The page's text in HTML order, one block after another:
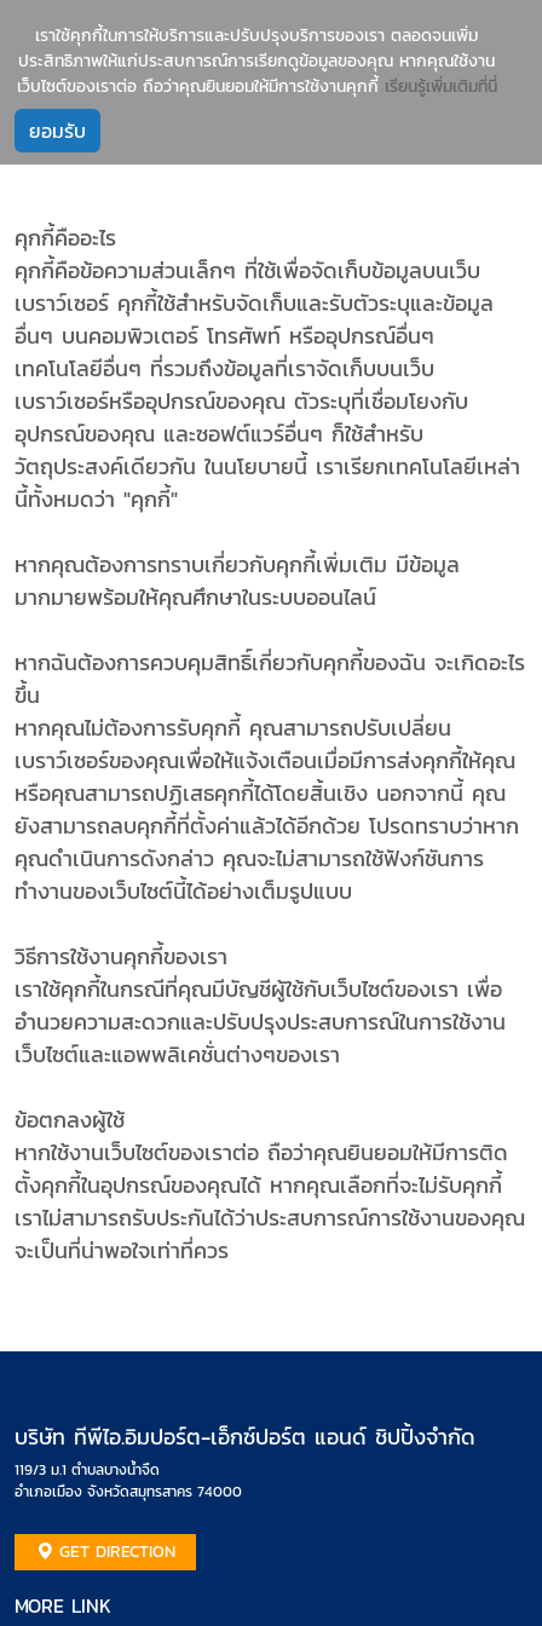
1237 บริการนำเข้าสินค้าจีน-ไทย อย่างมืออาชีพ
คุกกี้คืออะไร
คุกกี้คือข้อความส่วนเล็กๆ ที่ใช้เพื่อจัดเก็บข้อมูลบนเว็บ
เบราว์เซอร์ คุกกี้ใช้สำหรับจัดเก็บและรับตัวระบุและข้อมูล
อื่นๆ บนคอมพิวเตอร์ โทรศัพท์ หรืออุปกรณ์อื่นๆ
เทคโนโลยีอื่นๆ ที่รวมถึงข้อมูลที่เราจัดเก็บบนเว็บ
เบราว์เซอร์หรืออุปกรณ์ของคุณ ตัวระบุที่เชื่อมโยงกับ
อุปกรณ์ของคุณ และซอฟต์แวร์อื่นๆ ก็ใช้สำหรับ
วัตถุประสงค์เดียวกัน ในนโยบายนี้ เราเรียกเทคโนโลยีเหล่า
นี้ทั้งหมดว่า "คุกกี้"
หากคุณต้องการทราบเกี่ยวกับคุกกี้เพิ่มเติม มีข้อมูล
มากมายพร้อมให้คุณศึกษาในระบบออนไลน์
หากฉันต้องการควบคุมสิทธิ์เกี่ยวกับคุกกี้ของฉัน จะเกิดอะไร
ขึ้น
หากคุณไม่ต้องการรับคุกกี้ คุณสามารถปรับเปลี่ยน
เบราว์เซอร์ของคุณเพื่อให้แจ้งเตือนเมื่อมีการส่งคุกกี้ให้คุณ
หรือคุณสามารถปฏิเสธคุกกี้ได้โดยสิ้นเชิง นอกจากนี้ คุณ
ยังสามารถลบคุกกี้ที่ตั้งค่าแล้วได้อีกด้วย โปรดทราบว่าหาก
คุณดำเนินการดังกล่าว คุณจะไม่สามารถใช้ฟังก์ชันการ
ทำงานของเว็บไซต์นี้ได้อย่างเต็มรูปแบบ
วิธีการใช้งานคุกกี้ของเรา
เราใช้คุกกี้ในกรณีที่คุณมีบัญชีผู้ใช้กับเว็บไซต์ของเรา เพื่อ
อำนวยความสะดวกและปรับปรุงประสบการณ์ในการใช้งาน
เว็บไซต์และแอพพลิเคชั่นต่างๆของเรา
ข้อตกลงผู้ใช้
หากใช้งานเว็บไซต์ของเราต่อ ถือว่าคุณยินยอมให้มีการติด
ตั้งคุกกี้ในอุปกรณ์ของคุณได้ หากคุณเลือกที่จะไม่รับคุกกี้
เราไม่สามารถรับประกันได้ว่าประสบการณ์การใช้งานของคุณ
จะเป็นที่น่าพอใจเท่าที่ควร
บริษัท ทีพีไอ.อิมปอร์ต-เอ็กซ์ปอร์ต แอนด์ ชิปปิ้งจำกัด
119/3 ม.1 ตำบลบางน้ำจืด
อำเภอเมือง จังหวัดสมุทรสาคร 74000
GET DIRECTION
MORE LINK
เราใช้คุกกี้ในการให้บริการและปรับปรุงบริการของเรา ตลอดจนเพิ่ม
ประสิทธิภาพให้แก่ประสบการณ์การเรียกดูข้อมูลของคุณ หากคุณใช้งาน
เว็บไซต์ของเราต่อ ถือว่าคุณยินยอมให้มีการใช้งานคุกกี้ เรียนรู้เพิ่มเติมที่นี่